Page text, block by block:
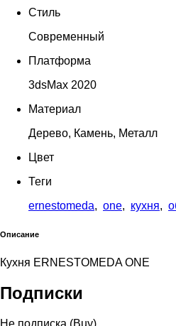
Стиль
Современный
Платформа
3dsMax 2020
Материал
Дерево, Камень, Металл
Цвет
Теги
ernestomeda, one, кухня,
Описание
Кухня ERNESTOMEDA ONE
Подписки
Не подписка (Buy)